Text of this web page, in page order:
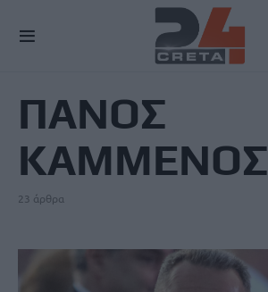
ΠΑΝΟΣ
ΚΑΜΜΕΝΟΣ
23 άρθρα